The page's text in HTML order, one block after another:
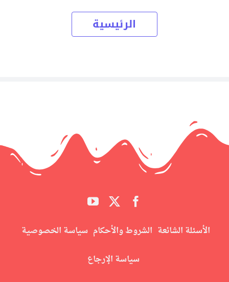
الرئيسية
الأسئلة الشائعة الشروط والأحكام سياسة الخصوصية
سياسة الإرجاع